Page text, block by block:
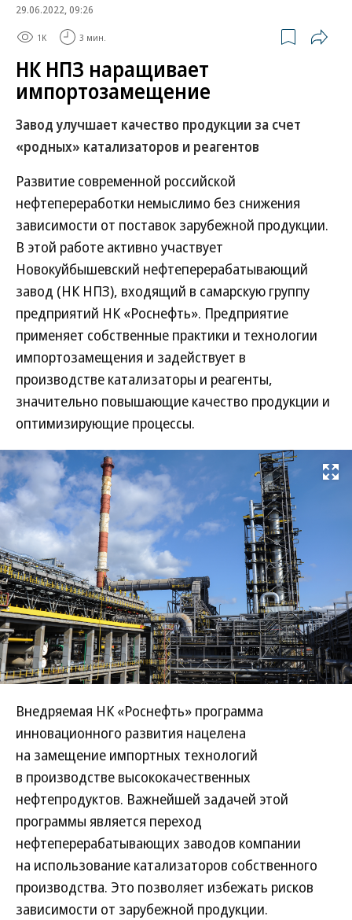
29.06.2022, 09:26
1K 3 мин.
НК НПЗ наращивает
импортозамещение
Завод улучшает качество продукции за счет
«родных» катализаторов и реагентов
Развитие современной российской
нефтепереработки немыслимо без снижения
зависимости от поставок зарубежной продукции.
В этой работе активно участвует
Новокуйбышевский нефтеперерабатывающий
завод (НК НПЗ), входящий в самарскую группу
предприятий НК «Роснефть». Предприятие
применяет собственные практики и технологии
импортозамещения и задействует в
производстве катализаторы и реагенты,
значительно повышающие качество продукции и
оптимизирующие процессы.
Развернуть
Внедряемая НК «Роснефть» программа
инновационного развития нацелена
на замещение импортных технологий
в производстве высококачественных
нефтепродуктов. Важнейшей задачей этой
программы является переход
нефтеперерабатывающих заводов компании
на использование катализаторов собственного
производства. Это позволяет избежать рисков
зависимости от зарубежной продукции.